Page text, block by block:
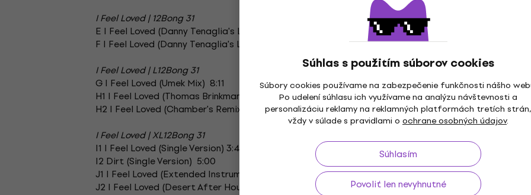
Súhlas s použitím súborov cookies
Súbory cookies používame na zabezpečenie funkčnosti nášho
Po udelení súhlasu ich využívame na analýzu návštevnosti a
personalizáciu reklamy na reklamných platformách tretích strán,
vždy v súlade s pravidlami o ochrane osobných údajov.
Súhlasím
Povoliť len nevyhnutné
I Feel Loved | 12Bong 31
E I Feel Loved (Danny Tenaglia's Labor Of Love Edit) 8:00
F I Feel Loved (Danny Tenaglia's Labor Of Love Dub) 11:56
I Feel Loved | L12Bong 31
G I Feel Loved (Umek Mix) 8:11
H1 I Feel Loved (Thomas Brinkmann Remix) 5:29
H2 I Feel Loved (Chamber's Remix) 6:18
I Feel Loved | XL12Bong 31
I1 I Feel Loved (Single Version) 3:41
I2 Dirt (Single Version) 5:00
J1 I Feel Loved (Extended Instrumental) 8:28
J2 I Feel Loved (Desert After Hours Dub) 7:02